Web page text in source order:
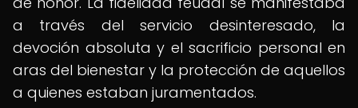
a través del servicio desinteresado, la
devoción absoluta y el sacrificio personal en
aras del bienestar y la protección de aquellos
a quienes estaban juramentados.